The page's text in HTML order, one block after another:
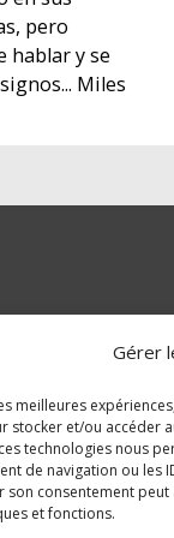
Gérer
meilleures
stocker et/ou accéder
technologies nous
de navigation ou les
son consentement
et fonctions.
pero
hablar y se
Miles